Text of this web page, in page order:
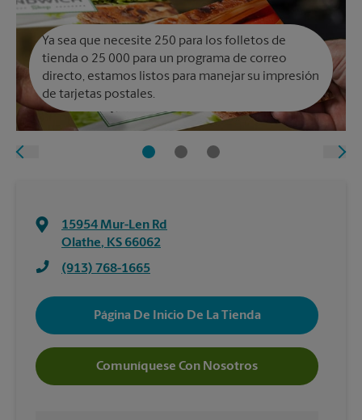
Ya sea que necesite 250 para los folletos de
tienda o 25 000 para un programa de correo
directo, estamos listos para manejar su impresión
de tarjetas postales.
15954 Mur-Len Rd
Olathe, KS 66062
(913) 768-1665
Página De Inicio De La Tienda
Comuníquese Con Nosotros